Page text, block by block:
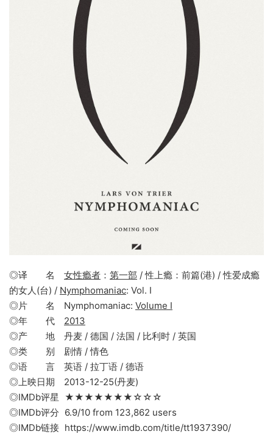
◎译 名 女性瘾者 ： 第一部 / 性上瘾：前篇(港) / 性爱成瘾
的女人(台) / Nymphomaniac: Vol. I
◎片 名 Nymphomaniac: Volume I
◎年 代 2013
◎产 地 丹麦 / 德国 / 法国 / 比利时 / 英国
◎类 别 剧情 / 情色
◎语 言 英语 / 拉丁语 / 德语
◎上映日期 2013-12-25(丹麦)
◎IMDb评星 ★★★★★★★☆☆☆
◎IMDb评分 6.9/10 from 123,862 users
◎IMDb链接 https://www.imdb.com/title/tt1937390/